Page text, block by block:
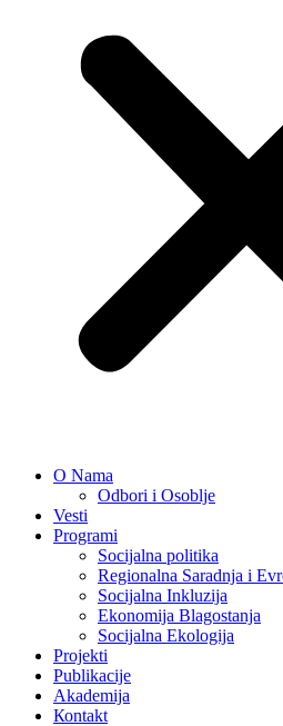
O Nama
Odbori i Osoblje
Vesti
Programi
Socijalna politika
Regionalna Saradnja i
Socijalna Inkluzija
Ekonomija Blagostanja
Socijalna Ekologija
Projekti
Publikacije
Akademija
Коntakt